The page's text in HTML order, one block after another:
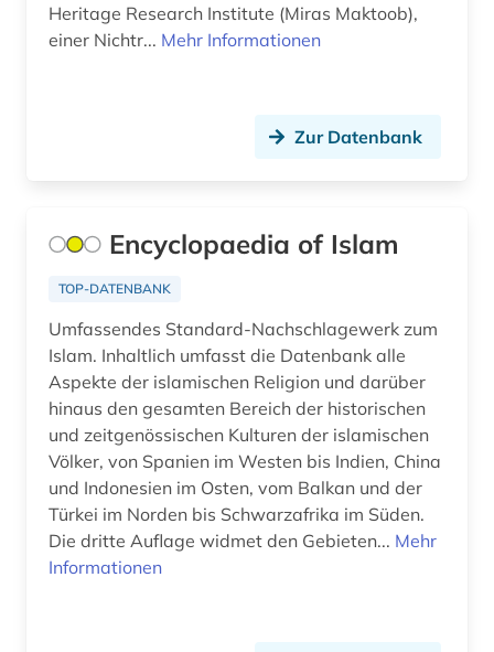
Heritage Research Institute (Miras Maktoob),
einer Nichtr... Mehr Informationen
Zur Datenbank
Encyclopaedia of Islam
TOP-DATENBANK
Umfassendes Standard-Nachschlagewerk zum
Islam. Inhaltlich umfasst die Datenbank alle
Aspekte der islamischen Religion und darüber
hinaus den gesamten Bereich der historischen
und zeitgenössischen Kulturen der islamischen
Völker, von Spanien im Westen bis Indien, China
und Indonesien im Osten, vom Balkan und der
Türkei im Norden bis Schwarzafrika im Süden.
Die dritte Auflage widmet den Gebieten... Mehr
Informationen